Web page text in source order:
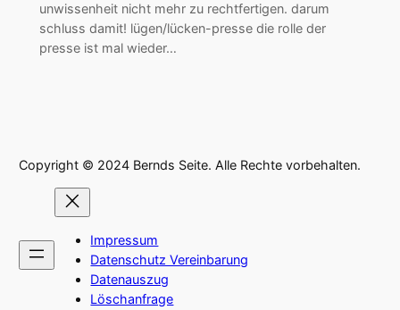
unwissenheit nicht mehr zu rechtfertigen. darum
schluss damit! lügen/lücken-presse die rolle der
presse ist mal wieder…
Copyright © 2024 Bernds Seite. Alle Rechte vorbehalten.
Impressum
Datenschutz Vereinbarung
Datenauszug
Löschanfrage